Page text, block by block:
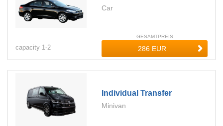
Car
capacity 1-2
GESAMTPREIS
Individual Transfer
Minivan